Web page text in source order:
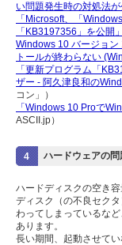
い問題発生時の対処法が
「Microsoft、「
「KB3197356」を公開」
Windows 10 バージョ
トールが終わらない
「更新プログラム「
ザー - 阿久津良和の
コン」）
「Windows 10 Proで
ASCII.jp）
4 ハードウェアの
ハードディスクの空き
ディスク（の不良セク
わってしまっているな
あります。
長い期間、起動させて